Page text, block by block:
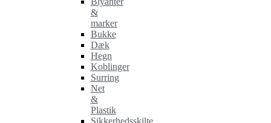
&
marker
Bukke
Dæk
Hegn
Koblinger
Surring
Net
&
Plastik
Sikkerhedsskilte